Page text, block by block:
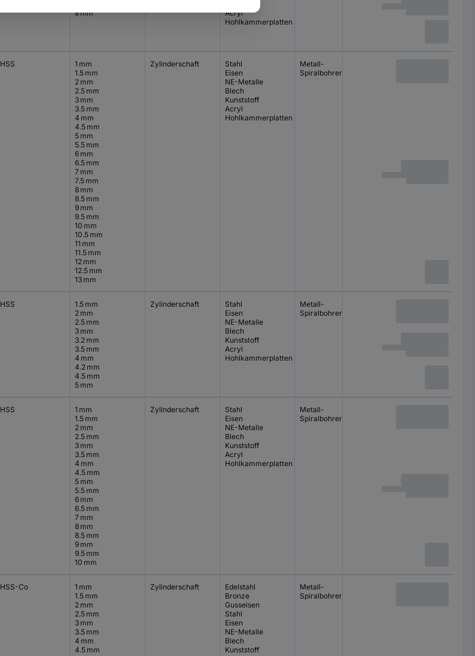
8 mm
Acryl
Hohlkammerplatten
HSS
1 mm
1.5 mm
2 mm
2.5 mm
3 mm
3.5 mm
4 mm
4.5 mm
5 mm
5.5 mm
6 mm
6.5 mm
7 mm
7.5 mm
8 mm
8.5 mm
9 mm
9.5 mm
10 mm
10.5 mm
11 mm
11.5 mm
12 mm
12.5 mm
13 mm
Zylinderschaft
Stahl
Eisen
NE-Metalle
Blech
Kunststoff
Acryl
Hohlkammerplatten
Metall-
Spiralbohrer-Set
HSS
1.5 mm
2 mm
2.5 mm
3 mm
3.2 mm
3.5 mm
4 mm
4.2 mm
4.5 mm
5 mm
Zylinderschaft
Stahl
Eisen
NE-Metalle
Blech
Kunststoff
Acryl
Hohlkammerplatten
Metall-
Spiralbohrer-Set
HSS
1 mm
1.5 mm
2 mm
2.5 mm
3 mm
3.5 mm
4 mm
4.5 mm
5 mm
5.5 mm
6 mm
6.5 mm
7 mm
8 mm
8.5 mm
9 mm
9.5 mm
10 mm
Zylinderschaft
Stahl
Eisen
NE-Metalle
Blech
Kunststoff
Acryl
Hohlkammerplatten
Metall-
Spiralbohrer-Set
HSS-Co
1 mm
1.5 mm
2 mm
2.5 mm
3 mm
3.5 mm
4 mm
4.5 mm
Zylinderschaft
Edelstahl
Bronze
Gusseisen
Stahl
Eisen
NE-Metalle
Blech
Kunststoff
Metall-
Spiralbohrer-Set